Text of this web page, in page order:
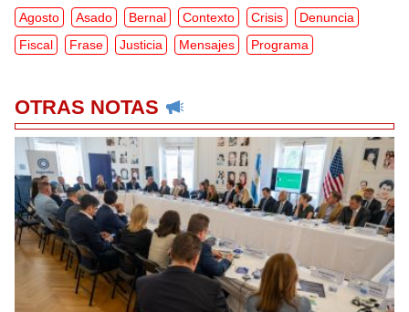
Agosto Asado Bernal Contexto Crisis
Denuncia
Fiscal
Frase Justicia Mensajes Programa
OTRAS NOTAS